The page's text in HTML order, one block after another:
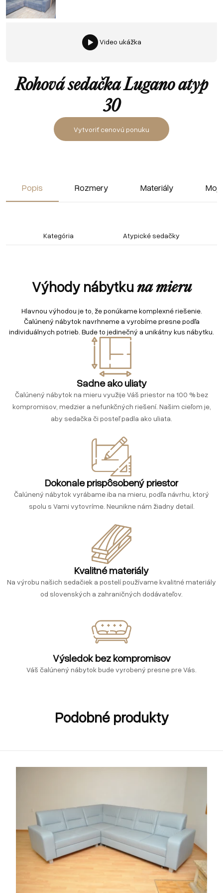
Video ukážka
Rohová sedačka Lugano atyp
30
Vytvoriť cenovú ponuku
Popis Rozmery Materiály
Kategória Atypické sedačky
Výhody nábytkuna mieru
Hlavnou výhodou je to, že ponúkame komplexné riešenie.
Čalúnený nábytok navrhneme a vyrobíme presne podľa
individuálnych potrieb. Bude to jedinečný a unikátny kus nábytku.
Sadne ako uliaty
Čalúnený nábytok na mieru využije Váš priestor na 100 % bez
kompromisov, medzier a nefunkčných riešení. Našim cieľom je,
aby sedačka či posteľ padla ako uliata.
Dokonale prispôsobený priestor
Čalúnený nábytok vyrábame iba na mieru, podľa návrhu, ktorý
spolu s Vami vytovríme. Neunikne nám žiadny detail.
Kvalitné materiály
Na výrobu našich sedačiek a postelí používame kvalitné materiály
od slovenských a zahraničných dodávateľov.
Výsledok bez kompromisov
Váš čalúnený nábytok bude vyrobený presne pre Vás.
Podobné produkty